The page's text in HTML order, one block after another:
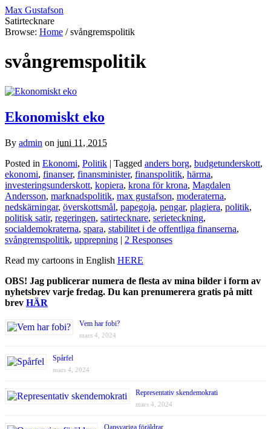
Max Gustafson
Satirtecknare
Browse: Home / svångremspolitik
svångremspolitik
Ekonomiskt eko
By admin on juni 11, 2015
Posted in Ekonomi, Politik | Tagged anders borg, budgetunderskott,
ekonomi, finanser, finansminister, finanspolitik, härma,
investeringsunderskott, kopiera, krona för krona, Magdalen
Andersson, marknadspolitik, max gustafson, moderaterna,
nedskärningar, överskottsmål, papegoja, pengar, plagiera, politik,
politisk satir, regeringen, satirtecknare, serieteckning,
socialdemokraterna, spara, stabilitet i de offentliga finanserna,
svångremspolitik, upprepning | 2 Responses
Read my cartoons in English HERE
OBS! Jag publicerar numera de flesta av mina bilder i form av
nyhetsbrev varje fredag. Du kan prenumerera gratis på mitt
brev HÄR
Vem har fobi?
mars 4, 2024
Spårfel
mars 4, 2024
Representativ skendemokrati
mars 4, 2024
Oansvariga föräldrar